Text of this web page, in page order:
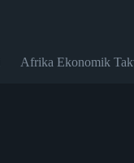
Afrika Ekonomik